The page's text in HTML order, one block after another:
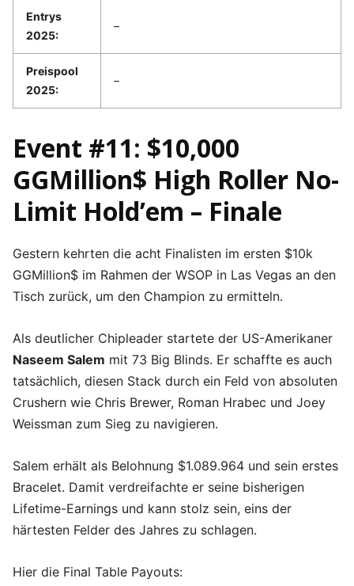
Entrys
2025:
–
Preispool
2025:
–
Event #11: $10,000
GGMillion$ High Roller No-
Limit Hold’em – Finale
Gestern kehrten die acht Finalisten im ersten $10k
GGMillion$ im Rahmen der WSOP in Las Vegas an den
Tisch zurück, um den Champion zu ermitteln.
Als deutlicher Chipleader startete der US-Amerikaner
Naseem Salem mit 73 Big Blinds. Er schaffte es auch
tatsächlich, diesen Stack durch ein Feld von absoluten
Crushern wie Chris Brewer, Roman Hrabec und Joey
Weissman zum Sieg zu navigieren.
Salem erhält als Belohnung $1.089.964 und sein erstes
Bracelet. Damit verdreifachte er seine bisherigen
Lifetime-Earnings und kann stolz sein, eins der
härtesten Felder des Jahres zu schlagen.
Hier die Final Table Payouts: